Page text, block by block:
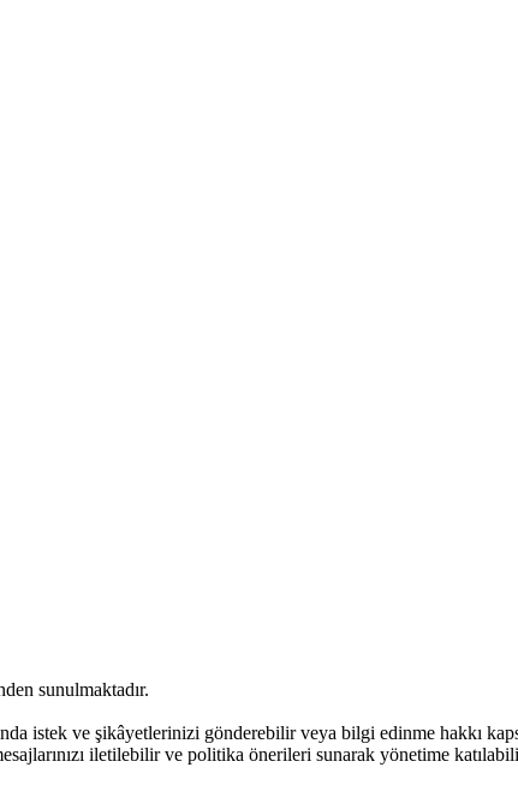
sunulmaktadır.
istek ve şikâyetlerinizi gönderebilir veya bilgi edinme hakkı
iletilebilir ve politika önerileri sunarak yönetime